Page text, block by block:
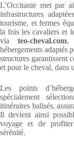
L’Occitanie met par
infrastructures
tourisme, et fermes
la fois les cavaliers et
via teo-cheval.com,
hébergements adaptés
structures garantissent
et pour le cheval, dans
Les points
spécialement
itinéraires balisés,
Il devient ainsi
voyage et de
sérénité.